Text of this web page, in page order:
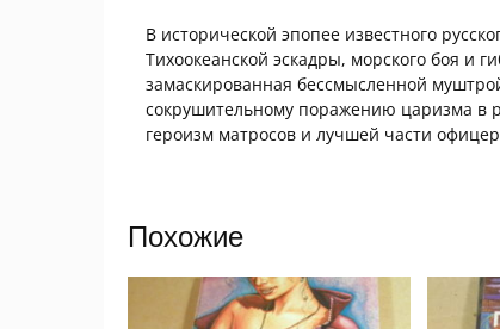
В исторической эпопее известного
Тихоокеанской эскадры, морского боя и
замаскированная бессмысленной
сокрушительному поражению царизма в
героизм матросов и лучшей части
Похожие